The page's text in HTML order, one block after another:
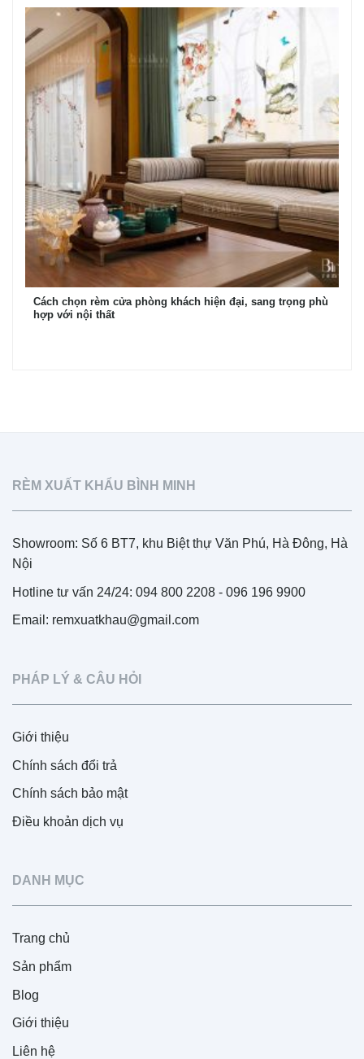
Cách chọn rèm cửa phòng khách hiện đại, sang trọng phù
hợp với nội thất
RÈM XUẤT KHẨU BÌNH MINH
Showroom: Số 6 BT7, khu Biệt thự Văn Phú, Hà Đông, Hà
Nội
Hotline tư vấn 24/24: 094 800 2208 - 096 196 9900
Email: remxuatkhau@gmail.com
PHÁP LÝ & CÂU HỎI
Giới thiệu
Chính sách đổi trả
Chính sách bảo mật
Điều khoản dịch vụ
DANH MỤC
Trang chủ
Sản phẩm
Blog
Giới thiệu
Liên hệ